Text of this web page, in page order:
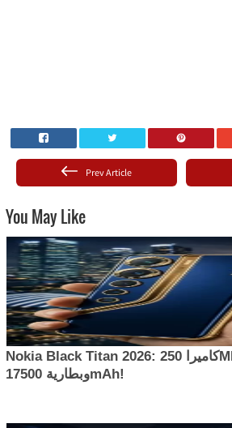
Prev Article
You May Like
Nokia Black Titan 2026: كاميرا 250MP، ذاكرة 24GB
وبطارية 17500mAh!